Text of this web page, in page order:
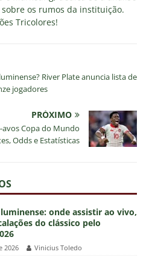
os rumos da instituição.
Tricolores!
River Plate anuncia lista de
jogadores
PRÓXIMO
Copa do Mundo
Odds e Estatísticas
onde assistir ao vivo,
do clássico pelo
2026 Vinicius Toledo